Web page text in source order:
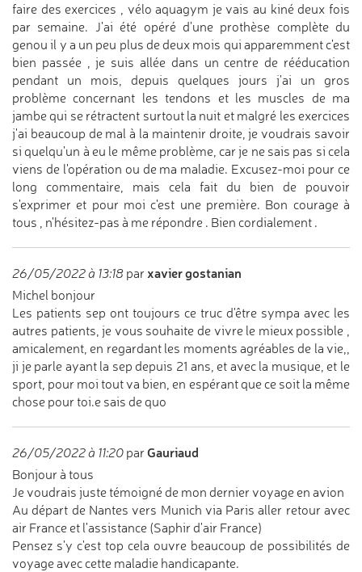
faire des exercices , vélo aquagym je vais au kiné deux fois
par semaine. J'ai été opéré d'une prothèse complète du
genou il y a un peu plus de deux mois qui apparemment c'est
bien passée , je suis allée dans un centre de rééducation
pendant un mois, depuis quelques jours j'ai un gros
problème concernant les tendons et les muscles de ma
jambe qui se rétractent surtout la nuit et malgré les exercices
j'ai beaucoup de mal à la maintenir droite, je voudrais savoir
si quelqu'un à eu le même problème, car je ne sais pas si cela
viens de l'opération ou de ma maladie. Excusez-moi pour ce
long commentaire, mais cela fait du bien de pouvoir
s'exprimer et pour moi c'est une première. Bon courage à
tous , n'hésitez-pas à me répondre . Bien cordialement .
26/05/2022 à 13:18 par xavier gostanian
Michel bonjour
Les patients sep ont toujours ce truc d'être sympa avec les
autres patients, je vous souhaite de vivre le mieux possible ,
amicalement, en regardant les moments agréables de la vie,,
ji je parle ayant la sep depuis 21 ans, et avec la musique, et le
sport, pour moi tout va bien, en espérant que ce soit la même
chose pour toi.e sais de quo
26/05/2022 à 11:20 par Gauriaud
Bonjour à tous
Je voudrais juste témoigné de mon dernier voyage en avion
Au départ de Nantes vers Munich via Paris aller retour avec
air France et l'assistance (Saphir d'air France)
Pensez s'y c'est top cela ouvre beaucoup de possibilités de
voyage avec cette maladie handicapante.